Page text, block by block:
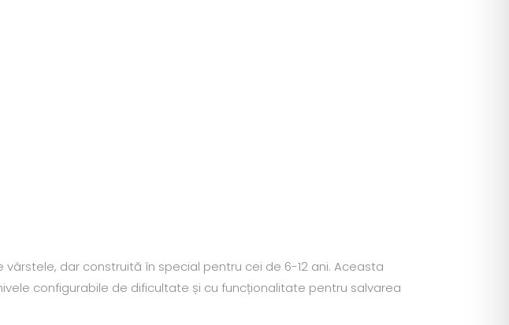
dar construită în special pentru cei de 6-12 ani. Aceasta
configurabile de dificultate și cu funcționalitate pentru salvarea